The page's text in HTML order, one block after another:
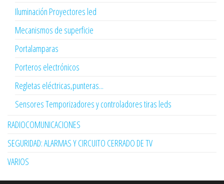
Iluminación Proyectores led
Mecanismos de superficie
Portalamparas
Porteros electrónicos
Regletas eléctricas,punteras...
Sensores Temporizadores y controladores tiras leds
RADIOCOMUNICACIONES
SEGURIDAD: ALARMAS Y CIRCUITO CERRADO DE TV
VARIOS